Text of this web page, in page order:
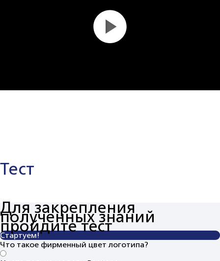
Тест
Для закрепления
полученных знаний
пройдите тест
Стартуем!
Что такое фирменный цвет логотипа?